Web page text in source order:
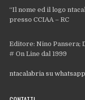
“Il nome ed il logo
presso CCIAA – RC
Editore: Nino Pansera;
# On Line dal 1999
ntacalabria su whatsapp